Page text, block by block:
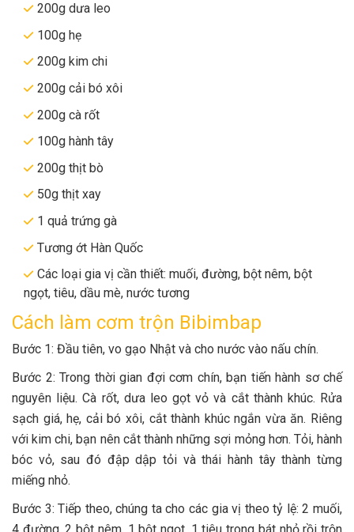
200g dưa leo
100g hẹ
200g kim chi
200g cải bó xôi
200g cà rốt
100g hành tây
200g thịt bò
50g thịt xay
1 quả trứng gà
Tương ớt Hàn Quốc
Các loại gia vị cần thiết: muối, đường, bột nêm, bột
ngọt, tiêu, dầu mè, nước tương
Cách làm cơm trộn Bibimbap
Bước 1: Đầu tiên, vo gạo Nhật và cho nước vào nấu chín.
Bước 2: Trong thời gian đợi cơm chín, bạn tiến hành sơ chế
nguyên liệu. Cà rốt, dưa leo gọt vỏ và cắt thành khúc. Rửa
sạch giá, hẹ, cải bó xôi, cắt thành khúc ngắn vừa ăn. Riêng
với kim chi, bạn nên cắt thành những sợi mỏng hơn. Tỏi, hành
bóc vỏ, sau đó đập dập tỏi và thái hành tây thành từng
miếng nhỏ.
Bước 3: Tiếp theo, chúng ta cho các gia vị theo tỷ lệ: 2 muối,